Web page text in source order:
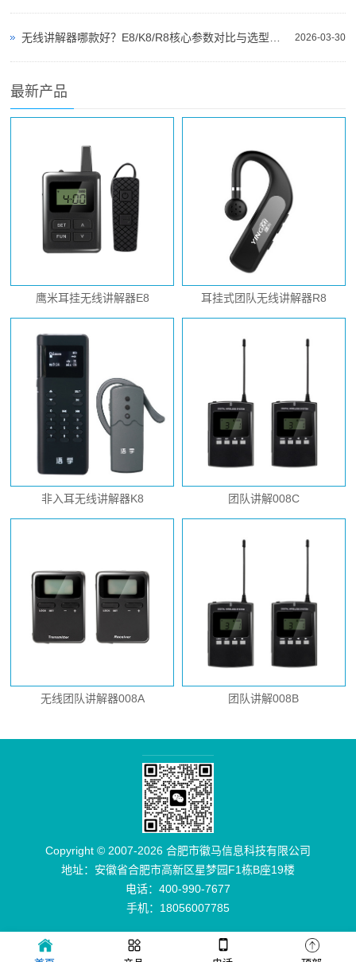
2026-03-30
无线讲解器哪款好？E8/K8/R8核心参数对比与选型指南
最新产品
鹰米耳挂无线讲解器E8 耳挂式团队无线讲解器R8
非入耳无线讲解器K8 团队讲解008C
无线团队讲解器008A 团队讲解008B
Copyright © 2007-2026 合肥市徽马信息科技有限公司
地址：安徽省合肥市高新区星梦园F1栋B座19楼
电话：400-990-7677
手机：18056007785